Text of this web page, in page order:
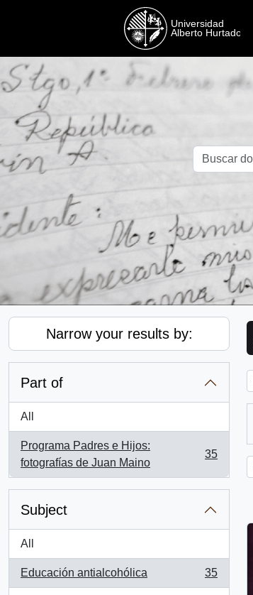
Narrow your results by:
Part of
All
Programa Padres e Hijos:
fotografías de Juan Maino
, 35 results
35
Subject
All
Educación antialcohólica
, 35 results
35